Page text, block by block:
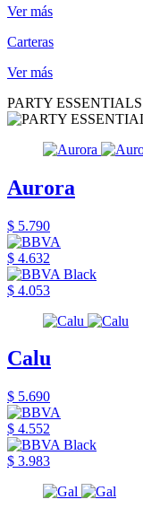
Ver más
Carteras
Ver más
PARTY ESSENTIALS
Aurora
$ 5.790
$ 4.632
$ 4.053
Calu
$ 5.690
$ 4.552
$ 3.983